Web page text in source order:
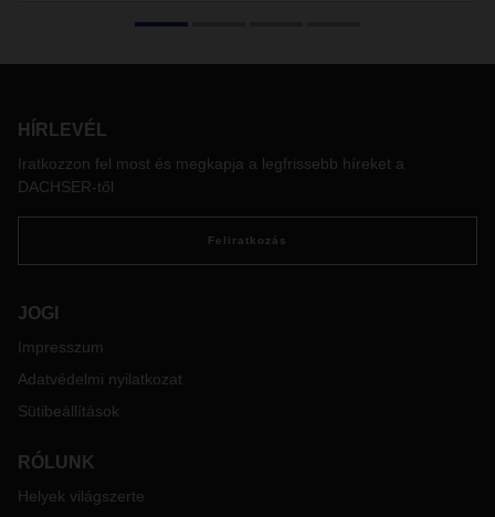
teherautóit. Ez fontos lépés a károsanyag-kibocsátás
bevezetését tervezi.
HÍRLEVÉL
Iratkozzon fel most és megkapja a legfrissebb híreket a
DACHSER-től
Feliratkozás
JOGI
Impresszum
Adatvédelmi nyilatkozat
Sütibeállítások
RÓLUNK
Helyek világszerte